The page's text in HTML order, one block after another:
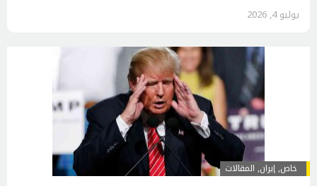
يوليو 4, 2026
خاص,إيران, المقالات